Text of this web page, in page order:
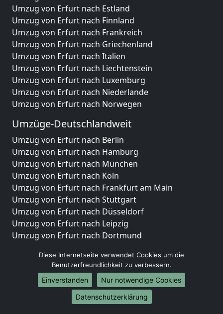
Umzug von Erfurt nach Estland
Umzug von Erfurt nach Finnland
Umzug von Erfurt nach Frankreich
Umzug von Erfurt nach Griechenland
Umzug von Erfurt nach Italien
Umzug von Erfurt nach Liechtenstein
Umzug von Erfurt nach Luxemburg
Umzug von Erfurt nach Niederlande
Umzug von Erfurt nach Norwegen
Umzüge-Deutschlandweit
Umzug von Erfurt nach Berlin
Umzug von Erfurt nach Hamburg
Umzug von Erfurt nach München
Umzug von Erfurt nach Köln
Umzug von Erfurt nach Frankfurt am Main
Umzug von Erfurt nach Stuttgart
Umzug von Erfurt nach Düsseldorf
Umzug von Erfurt nach Leipzig
Umzug von Erfurt nach Dortmund
Umzug von Erfurt nach Bremen
Umzug von Erfurt nach Dresden
Umzug von Erfurt nach Hannover
Umzug von Erfurt nach Nürnberg
Umzug von Erfurt nach Duisburg
Diese Internetseite verwendet Cookies um die
Benutzerfreundlichkeit zu verbessern.
Einverstanden
Nur notwendige Cookies
Datenschutzerklärung